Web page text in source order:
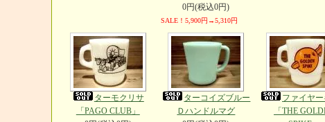
0円(税込0円)
SALE！5,900円→5,310円
ターモクリサ
「PAGO CLUB」
ターコイズブルー
Ｄハンドルマグ
ファイヤ
「THE